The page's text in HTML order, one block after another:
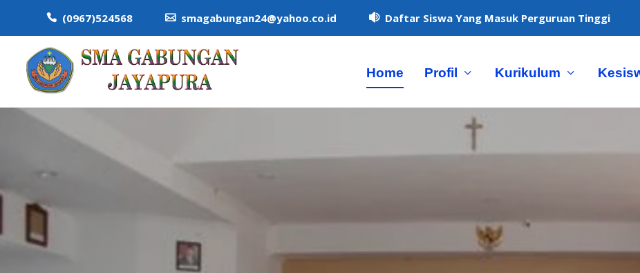
 (0967)524568 smagabungan24@yahoo.co.id  Daftar Siswa Yang Masuk Perguruan Tinggi
Home Profil Kurikulum